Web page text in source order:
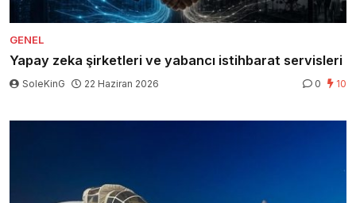
GENEL
Yapay zeka şirketleri ve yabancı istihbarat servisleri
SoleKinG 22 Haziran 2026 0 10